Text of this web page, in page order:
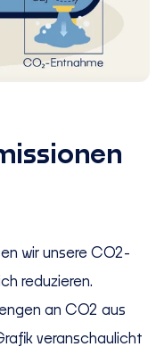
wir unsere CO2-
reduzieren.
an CO2 aus
veranschaulicht